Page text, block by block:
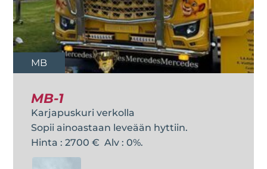
MB
MB-1
Karjapuskuri verkolla
Sopii ainoastaan leveään hyttiin.
Hinta : 2700 € Alv : 0%.